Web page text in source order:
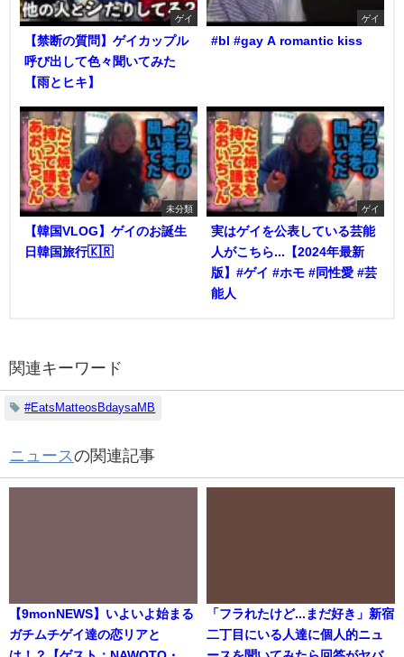
ゲイ
【禁断の質問】ゲイカップル
呼び出して色々聞いてみた
【雨とヒキ】
ゲイ
#bl #gay A romantic kiss
未分類
【韓国VLOG】ゲイのお誕生
日韓国旅行🇰🇷
ゲイ
実はゲイを公表している芸能
人がこちら...【2024年最新
版】#ゲイ #ホモ #同性愛 #芸
能人
関連キーワード
#EatsMatteosBdaysaMB
ニュースの関連記事
【9monNEWS】いよいよ始まる
ガチムチゲイ達の恋リアと
「フラれたけど...まだ好き」新宿
二丁目にいる人達に個人的ニュ